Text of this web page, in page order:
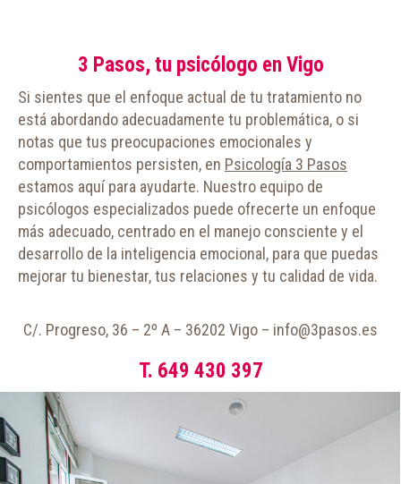
3 Pasos, tu psicólogo en Vigo
Si sientes que el enfoque actual de tu tratamiento no
está abordando adecuadamente tu problemática, o si
notas que tus preocupaciones emocionales y
comportamientos persisten, en Psicología 3 Pasos
estamos aquí para ayudarte. Nuestro equipo de
psicólogos especializados puede ofrecerte un enfoque
más adecuado, centrado en el manejo consciente y el
desarrollo de la inteligencia emocional, para que puedas
mejorar tu bienestar, tus relaciones y tu calidad de vida.
C/. Progreso, 36 – 2º A – 36202 Vigo – info@3pasos.es
T. 649 430 397